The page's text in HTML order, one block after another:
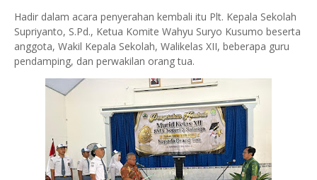
Hadir dalam acara penyerahan kembali itu Plt. Kepala Sekolah
Supriyanto, S.Pd., Ketua Komite Wahyu Suryo Kusumo beserta
anggota, Wakil Kepala Sekolah, Walikelas XII, beberapa guru
pendamping, dan perwakilan orang tua.